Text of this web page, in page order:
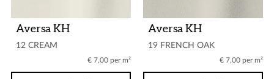
Aversa KH
12 CREAM
€ 7,00 per m²
Aversa KH
19 FRENCH OAK
€ 7,00 per m²